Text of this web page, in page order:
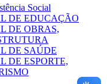
Social
DE EDUCAÇÃO
DE OBRAS,
DE SAÚDE
DE ESPORTE,